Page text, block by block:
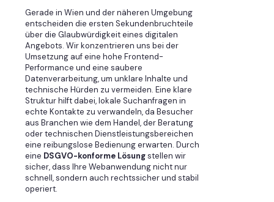
Gerade in Wien und der näheren Umgebung
entscheiden die ersten Sekundenbruchteile
über die Glaubwürdigkeit eines digitalen
Angebots. Wir konzentrieren uns bei der
Umsetzung auf eine hohe Frontend-
Performance und eine saubere
Datenverarbeitung, um unklare Inhalte und
technische Hürden zu vermeiden. Eine klare
Struktur hilft dabei, lokale Suchanfragen in
echte Kontakte zu verwandeln, da Besucher
aus Branchen wie dem Handel, der Beratung
oder technischen Dienstleistungsbereichen
eine reibungslose Bedienung erwarten. Durch
eine DSGVO-konforme Lösungstellen wir
sicher, dass Ihre Webanwendung nicht nur
schnell, sondern auch rechtssicher und stabil
operiert.